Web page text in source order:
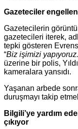
Gazeteciler
Gazetecilerin
gazetecileri iterek,
tepki gösteren
“Biz işimizi
üzerine bir polis,
kameralara yansıdı.
Yaşanan arbede
duruşmayı takip
Bilgili’ye yardım
çıkıyor